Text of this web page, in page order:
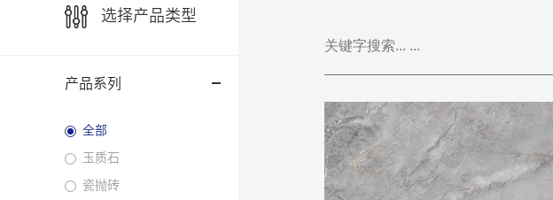
选择产品类型
产品系列
全部
玉质石
瓷抛砖